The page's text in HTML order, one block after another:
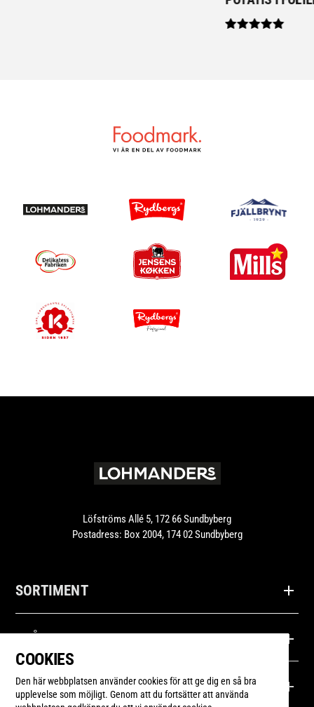
COOKIES
Den här webbplatsen använder cookies för att ge dig en så bra
upplevelse som möjligt. Genom att du fortsätter att använda
Löfströms Allé 5, 172 66 Sundbyberg
Postadress: Box 2004, 174 02 Sundbyberg
SORTIMENT
Produkter
FRÅGOR
Kontakta oss
LOHMANDERS